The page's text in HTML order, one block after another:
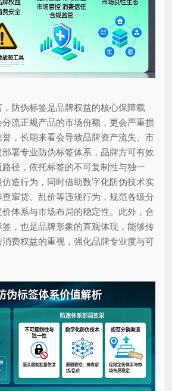
伪标签是品牌权益的核心保障载
流正规产品的市场份额，更会严重损
，长期来看会导致品牌资产流失、市
署专业防伪标签体系，品牌方可有效
径，依托标签的不可复制性与独一
造行为，同时借助数字化防伪技术实
窜货、乱价等违规行为，规范各级分
体系与市场布局的稳定性。此外，合
，也是品牌形象的直观体现，能够传
费权益的重视，强化品牌专业度与可